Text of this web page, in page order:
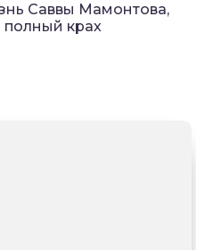
Саввы Мамонтова,
полный крах